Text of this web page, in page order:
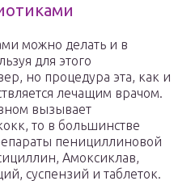
можно делать и в
для этого
но процедура эта, как и
лечащим врачом.
вызывает
то в большинстве
пенициллиновой
Амоксиклав,
суспензий и таблеток.